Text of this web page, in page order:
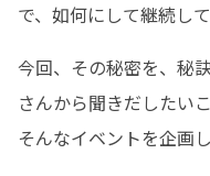
で、如何にして継続し
今回、その秘密を、秘
さんから聞きだしたい
そんなイベントを企画